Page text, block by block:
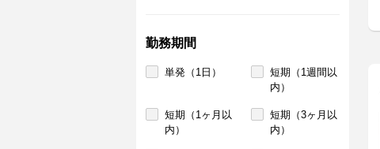
勤務期間
単発（1日）
短期（1週間以
内）
短期（1ヶ月以
内）
短期（3ヶ月以
内）